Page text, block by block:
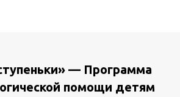
— Программа
помощи детям